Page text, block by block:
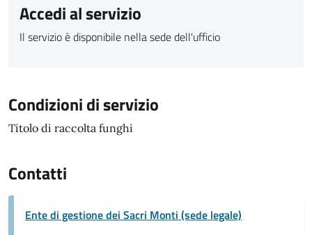
Accedi al servizio
Il servizio è disponibile nella sede dell'ufficio
Condizioni di servizio
Titolo di raccolta funghi
Contatti
Ente di gestione dei Sacri Monti (sede legale)